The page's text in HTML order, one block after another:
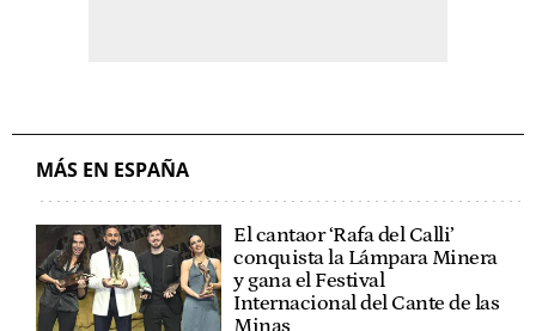
MÁS EN ESPAÑA
El cantaor ‘Rafa del Calli’
conquista la Lámpara Minera
y gana el Festival
Internacional del Cante de las
Minas